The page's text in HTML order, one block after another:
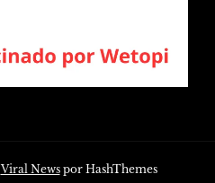
Viral Newspor HashThemes